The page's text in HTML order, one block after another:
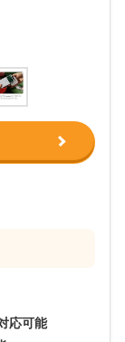
応可能